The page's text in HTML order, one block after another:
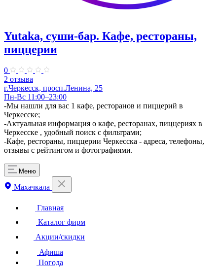
Yutaka, суши-бар. Кафе, рестораны,
пиццерии
0
2 отзыва
г.Черкесск, просп.Ленина, 25
Пн-Вс 11:00–23:00
-Мы нашли для вас 1 кафе, ресторанов и пиццерий в
Черкесске;
-Актуальная информация о кафе, ресторанах, пиццериях в
Черкесске , удобный поиск с фильтрами;
-Кафе, рестораны, пиццерии Черкесска - адреса, телефоны,
отзывы с рейтингом и фотографиями.
Меню
Махачкала
Главная
Каталог фирм
Акции/скидки
Афиша
Погода